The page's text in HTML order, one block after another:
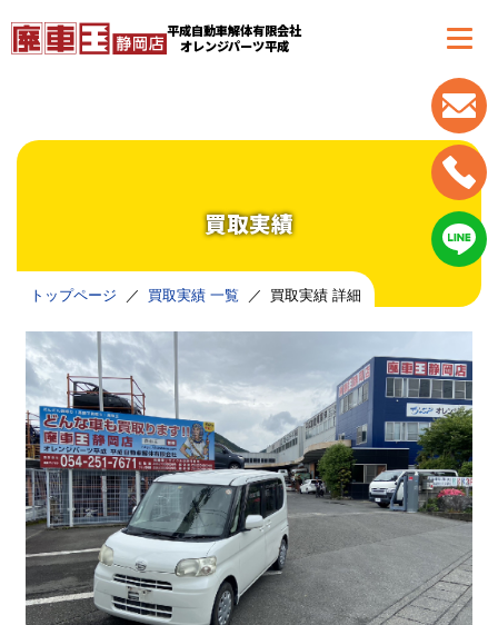
平成自動車解体有限会社
オレンジパーツ平成
買取実績
トップページ 買取実績 一覧 買取実績 詳細